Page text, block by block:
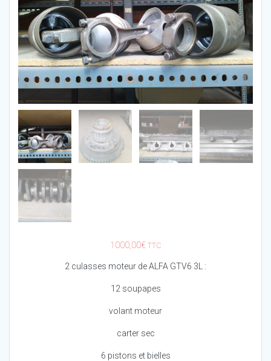
1000,00€ TTC
2 culasses moteur de ALFA GTV6 3L :
12 soupapes
volant moteur
carter sec
6 pistons et bielles